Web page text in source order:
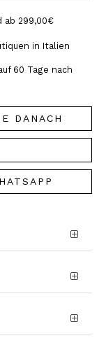
ab 299,00€
in Italien
60 Tage nach
DANACH